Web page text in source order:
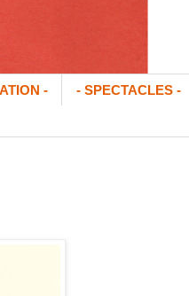
- - SPECTACLES -